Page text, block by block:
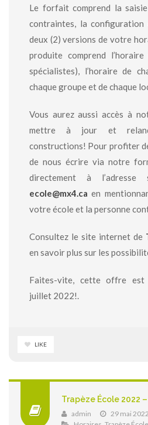
Le forfait comprend la
contraintes, la
deux (2) versions de votre
produite comprend
spécialistes), l’horaire de
chaque groupe et de chaque
Vous aurez aussi accès à
mettre à jour et
constructions! Pour profiter
de nous écrire via notre
directement à l’adresse
ecole@mx4.ca en
votre école et la personne
Consultez le site internet de
en savoir plus sur les
Faites-vite, cette offre est
juillet 2022!.
LIKE
Trapèze École 2022
admin
29 mai 2022